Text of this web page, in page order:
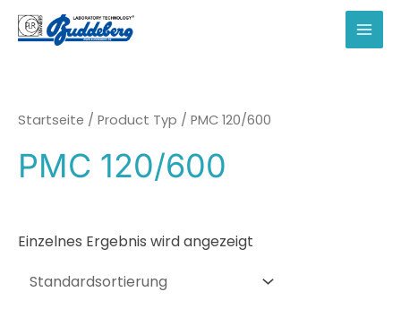
Zum
Inhalt
springen
Startseite / Product Typ / PMC 120/600
PMC 120/600
Einzelnes Ergebnis wird angezeigt